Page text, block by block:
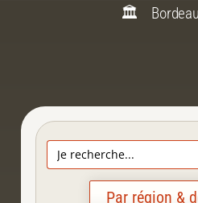
🏛️
Search
for:
Par région &